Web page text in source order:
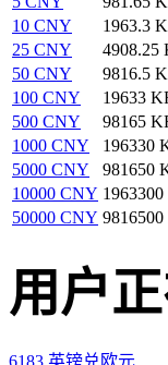
10 CNY
1963.3
25 CNY
4908.25
50 CNY
9816.5
100 CNY
19633
500 CNY
98165
1000 CNY
196330
5000 CNY
981650
10000 CNY
50000 CNY
用户